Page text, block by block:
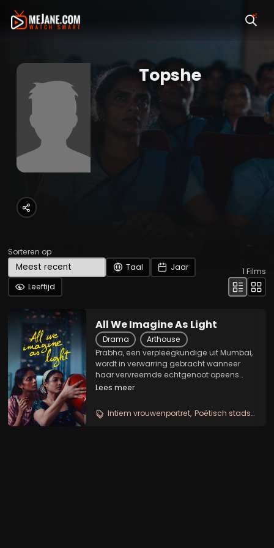
Topshe
Sorteren op
Taal
Jaar
Leeftijd
1 Films
All We Imagine As Light
Drama
Arthouse
Prabha, een verpleegkundige uit Mumbai,
wordt in verwarring gebracht wanneer
haar vervreemde echtgenoot opeens
weer contact zoekt. Ondertussen zoekt
manier om de volgende stap in haar
geheime relatie te kunnen...
Lees meer
Intiem vrouwenportret Poëtisch stadsdrama